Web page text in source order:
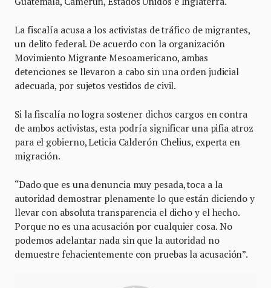
La fiscalía acusa a los activistas de tráfico de migrantes,
un delito federal. De acuerdo con la organización
Movimiento Migrante Mesoamericano, ambas
detenciones se llevaron a cabo sin una orden judicial
adecuada, por sujetos vestidos de civil.
Si la fiscalía no logra sostener dichos cargos en contra
de ambos activistas, esta podría significar una pifia atroz
para el gobierno, Leticia Calderón Chelius, experta en
migración.
“Dado que es una denuncia muy pesada, toca a la
autoridad demostrar plenamente lo que están diciendo y
llevar con absoluta transparencia el dicho y el hecho.
Porque no es una acusación por cualquier cosa. No
podemos adelantar nada sin que la autoridad no
demuestre fehacientemente con pruebas la acusación”.